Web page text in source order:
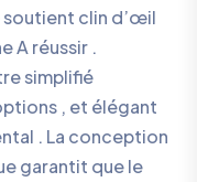
soutient clin d’œil
A réussir .
simplifié
, et élégant
. La conception
garantit que le